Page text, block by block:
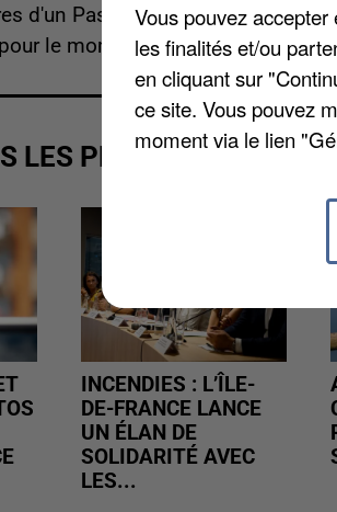
d'un Pass que sur rendez-vous.
le moment.
LES PLUS VUS
INCENDIES : L’ÎLE-
DE-FRANCE LANCE
UN ÉLAN DE
SOLIDARITÉ AVEC
LES...
Vous pouvez
les finalités et/ou
en cliquant sur
ce site. Vous pouvez
moment via le lien